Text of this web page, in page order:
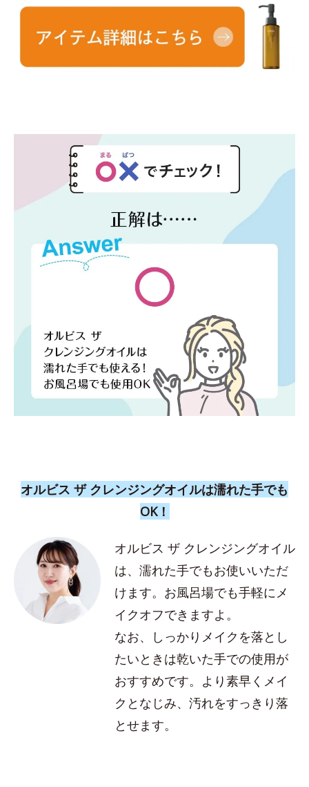
オルビス ザ クレンジングオイルは濡れた手でも
OK！
オルビス ザ クレンジングオイル
は、濡れた手でもお使いいただ
けます。お風呂場でも手軽にメ
イクオフできますよ。
なお、しっかりメイクを落とし
たいときは乾いた手での使用が
おすすめです。より素早くメイ
クとなじみ、汚れをすっきり落
とせます。